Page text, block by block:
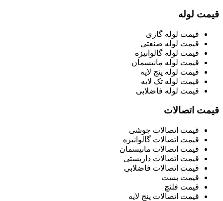
قیمت لوله
قیمت لوله گازی
قیمت لوله صنعتی
قیمت لوله گالوانیزه
قیمت لوله مانیسمان
قیمت لوله پنج لایه
قیمت لوله تک لایه
قیمت لوله فاضلابی
قیمت اتصالات
قیمت اتصالات جوشی
قیمت اتصالات گالوانیزه
قیمت اتصالات مانیسمان
قیمت اتصالات داربستی
قیمت اتصالات فاضلابی
قیمت بست
قیمت فلنچ
قیمت اتصالات پنج لایه